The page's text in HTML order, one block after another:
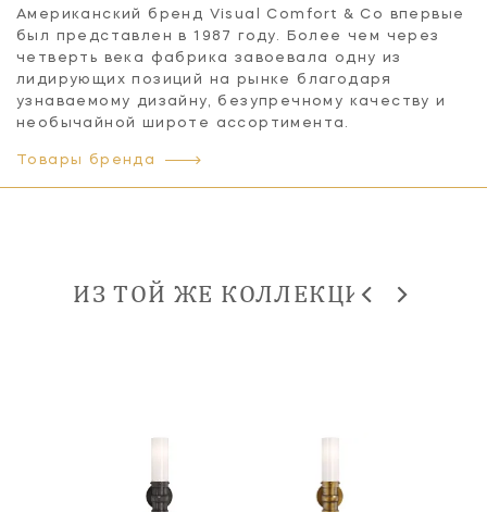
Американский бренд Visual Comfort & Co впервые
был представлен в 1987 году. Более чем через
четверть века фабрика завоевала одну из
лидирующих позиций на рынке благодаря
узнаваемому дизайну, безупречному качеству и
необычайной широте ассортимента.
Товары бренда
ИЗ ТОЙ ЖЕ КОЛЛЕКЦИИ